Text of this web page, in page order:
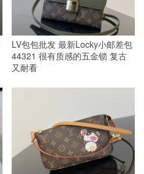
LV包包批发 最新Locky小邮差包
44321 很有质感的五金锁 复古
又耐看